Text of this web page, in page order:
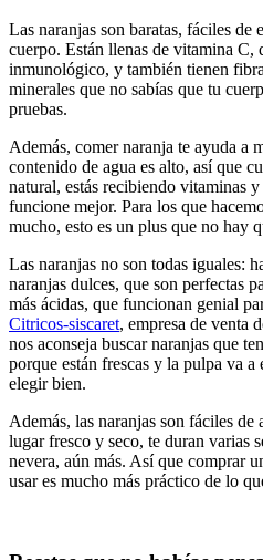
Las naranjas son baratas, fáciles de
cuerpo. Están llenas de vitamina C,
inmunológico, y también tienen
minerales que no sabías que tu
pruebas.
Además, comer naranja te ayuda a
contenido de agua es alto, así que
natural, estás recibiendo vitaminas
funcione mejor. Para los que
mucho, esto es un plus que no hay
Las naranjas no son todas iguales:
naranjas dulces, que son perfectas
más ácidas, que funcionan genial
Citricos-siscaret, empresa de venta
nos aconseja buscar naranjas que
porque están frescas y la pulpa va a
elegir bien.
Además, las naranjas son fáciles de
lugar fresco y seco, te duran varias
nevera, aún más. Así que comprar
usar es mucho más práctico de lo